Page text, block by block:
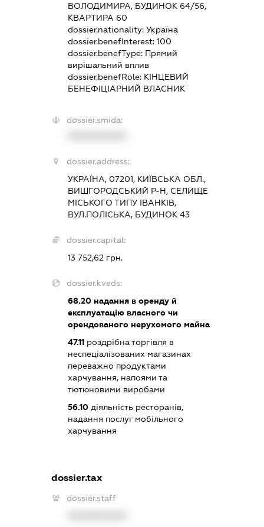
ВОЛОДИМИРА, БУДИНОК 64/56,
КВАРТИРА 60
dossier.nationality: Україна
dossier.benefInterest: 100
dossier.benefType: Прямий
вирішальний вплив
dossier.benefRole: КІНЦЕВИЙ
БЕНЕФІЦІАРНИЙ ВЛАСНИК
dossier.smida:
dossier.address:
УКРАЇНА, 07201, КИЇВСЬКА ОБЛ.,
ВИШГОРОДСЬКИЙ Р-Н, СЕЛИЩЕ
МІСЬКОГО ТИПУ ІВАНКІВ,
ВУЛ.ПОЛІСЬКА, БУДИНОК 43
dossier.capital:
13 752,62 грн.
dossier.kveds:
68.20надання в оренду й
експлуатацію власного чи
орендованого нерухомого майна
47.11роздрібна торгівля в
неспеціалізованих магазинах
переважно продуктами
харчування, напоями та
тютюновими виробами
56.10діяльність ресторанів,
надання послуг мобільного
харчування
dossier.tax
dossier.staff